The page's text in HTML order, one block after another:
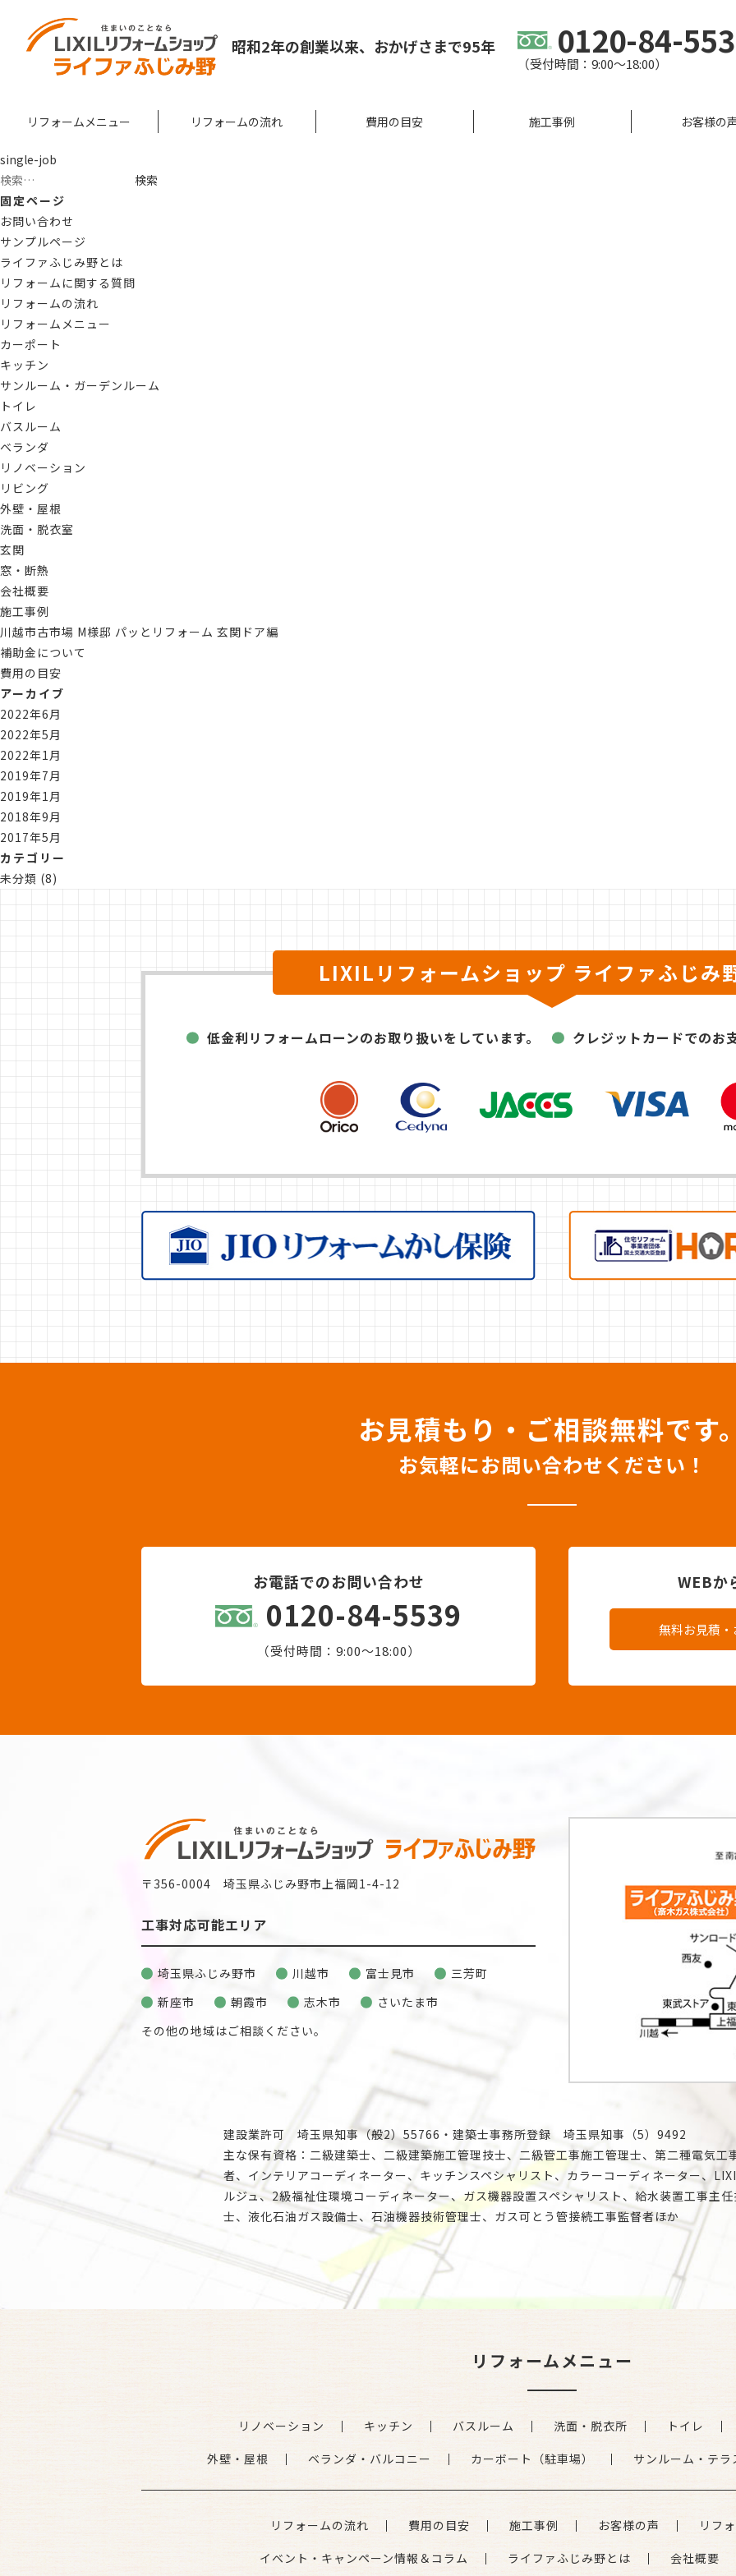
昭和2年の創業以来、 おかげさまで95年 0120-84-
（受付時間：9:00〜18:00）
リフォームメニュー リフォームの流れ 費用の目安 施工事例 お客様の
single-job
検
索:
固定ページ
お問い合わせ
サンプルページ
ライファふじみ野とは
リフォームに関する質問
リフォームの流れ
リフォームメニュー
カーポート
キッチン
サンルーム・ガーデンルーム
トイレ
バスルーム
ベランダ
リノベーション
リビング
外壁・屋根
洗面・脱衣室
玄関
窓・断熱
会社概要
施工事例
川越市古市場 M様邸 パッとリフォーム 玄関ドア編
補助金について
費用の目安
アーカイブ
2022年6月
2022年5月
2022年1月
2019年7月
2019年1月
2018年9月
2017年5月
カテゴリー
未分類 (8)
LIXILリフォームショップ ライファふじみ
低金利リフォームローンのお取り扱いをしています。 クレジットカードでのお
お見積もり・ご相談無料です
お気軽にお問い合わせください！
お電話でのお問い合わせ
0120-84-5539
（受付時間：9:00〜18:00）
WEBか
無料お見積
〒356-0004 埼玉県ふじみ野市上福岡1-4-12
工事対応可能エリア
埼玉県ふじみ野市 川越市 富士見市
三芳町
新座市
朝霞市 志木市
さいたま市
その他の地域はご相談ください。
建設業許可 埼玉県知事（般2）55766・建築士事務所登録 埼玉県知事（5）9492
主な保有資格：二級建築士、二級建築施工管理技士、二級管工事施工管理士、第二種電気工
者、インテリアコーディネーター、キッチンスペシャリスト、カラーコーディネーター、
ルジュ、2級福祉住環境コーディネーター、ガス機器設置スペシャリスト、給水装置工事主
士、液化石油ガス設備士、石油機器技術管理士、ガス可とう管接続工事監督者ほか
リフォームメニュー
リノベーション キッチン バスルーム 洗面・脱衣所
トイレ
外壁・屋根
ベランダ・バルコニー カーボート（駐車場） サンルーム・テラ
リフォームの流れ 費用の目安 施工事例 お客様の声
リフ
イベント・キャンペーン情報＆コラム
ライファふじみ野とは 会社概要